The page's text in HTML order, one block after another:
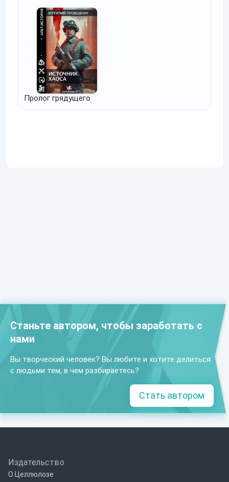
Пролог грядущего
Станьте автором, чтобы заработать с
нами
Вы творческий человек? Вы любите и хотите делиться
с людьми тем, в чем разбираетесь?
Стать автором
Издательство
О Целлюлозе